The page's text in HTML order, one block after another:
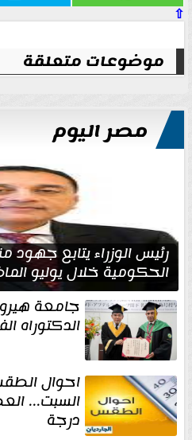
⇧
موضوعات متعلقة
مصر اليوم
رئيس الوزراء يتابع
الحكومية خلال يوليو
جامعة
الدكتوراه
احوال
درجة